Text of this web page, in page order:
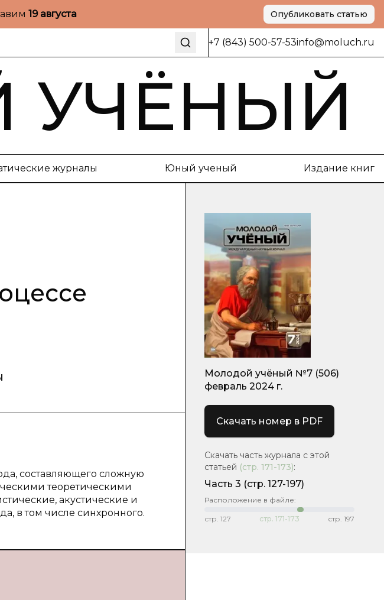
19 августа Опубликовать статью
+7 (843) 500-57-53info@moluch.ru
УЧЁНЫЙ
журналы Юный ученый Издание книг
составляющего сложную
теоретическими
акустические и
в том числе синхронного.
Молодой учёный №7 (506)
февраль 2024 г.
Скачать номер в PDF
Скачать часть журнала с этой
статьей (стр. 171-173):
Часть 3 (стр. 127-197)
Расположение в файле:
стр. 127 стр. 171-173 стр. 197